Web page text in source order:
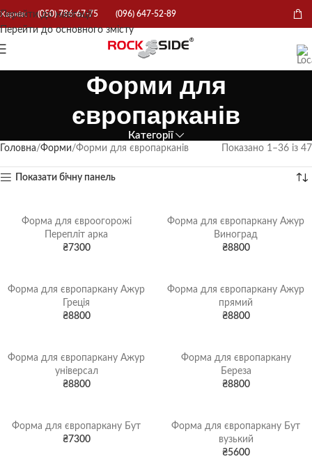
Перейти до навігації
Перейти до основного змісту
Харків: (050) 786-67-75 (096) 647-52-89
Форми для
європарканів
Категорії
Головна Форми Форми для європарканів Показано 1–36 із 47
Показати бічну панель
Форма для євроогорожі
Перепліт арка
₴7300
Форма для європаркану Ажур
Виноград
₴8800
Форма для європаркану Ажур
Греція
₴8800
Форма для європаркану Ажур
прямий
₴8800
Форма для європаркану Ажур
універсал
₴8800
Форма для європаркану
Береза
₴8800
Форма для європаркану Бут
₴7300
Форма для європаркану Бут
вузький
₴5600